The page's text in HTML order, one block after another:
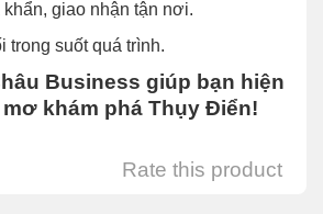
giao nhận tận nơi.
trong suốt quá trình.
Business giúp bạn hiện
khám phá Thụy Điển!
Rate this product